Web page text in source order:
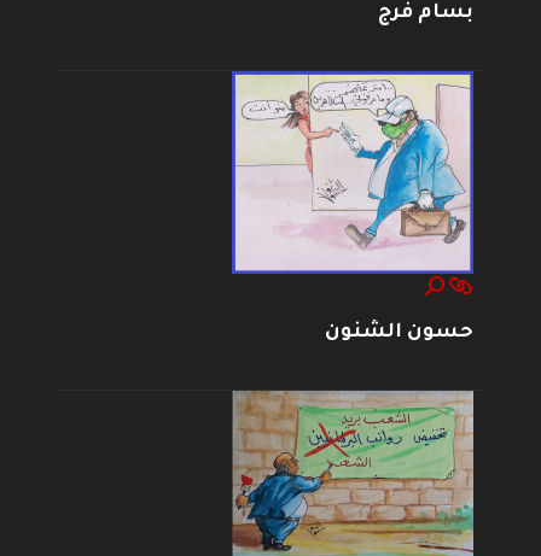
بسام فرج
حسون الشنون